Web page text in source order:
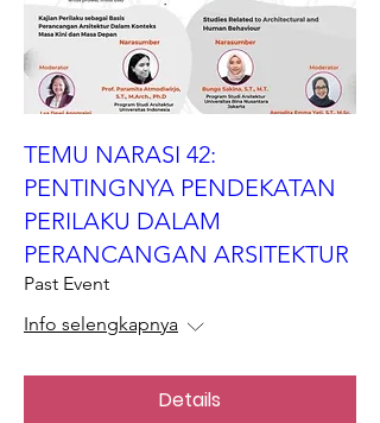
TEMU NARASI 42:
PENTINGNYA PENDEKATAN
PERILAKU DALAM
PERANCANGAN ARSITEKTUR
Past Event
Info selengkapnya
Details